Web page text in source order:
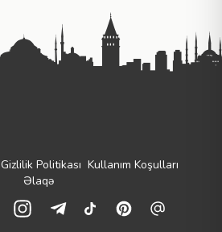
Gizlilik Politikası Kullanım Koşulları
Əlaqə